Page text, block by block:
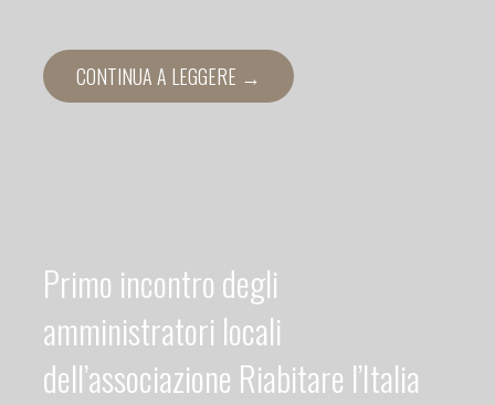
CONTINUA A LEGGERE →
Primo incontro degli
amministratori locali
dell’associazione Riabitare l’Italia